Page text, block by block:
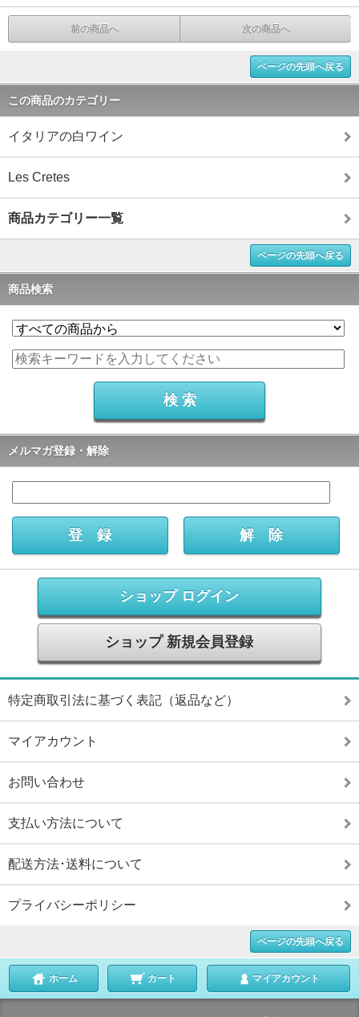
前の商品へ 次の商品へ
ページの先頭へ戻る
この商品のカテゴリー
イタリアの白ワイン
Les Cretes
商品カテゴリー一覧
ページの先頭へ戻る
商品検索
メルマガ登録・解除
ショップ ログイン
ショップ 新規会員登録
特定商取引法に基づく表記（返品など）
マイアカウント
お問い合わせ
支払い方法について
配送方法･送料について
プライバシーポリシー
ページの先頭へ戻る
ホーム カート マイアカウント